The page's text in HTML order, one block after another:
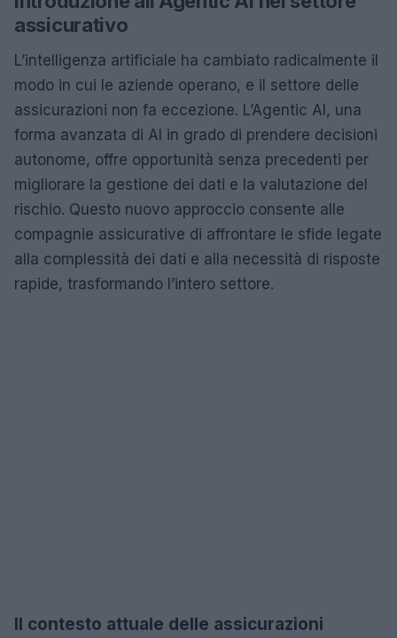
assicurativo
L’intelligenza artificiale ha cambiato radicalmente il
modo in cui le aziende operano, e il settore delle
assicurazioni non fa eccezione. L’Agentic AI, una
forma avanzata di AI in grado di prendere decisioni
autonome, offre opportunità senza precedenti per
migliorare la gestione dei dati e la valutazione del
rischio. Questo nuovo approccio consente alle
compagnie assicurative di affrontare le sfide legate
alla complessità dei dati e alla necessità di risposte
rapide, trasformando l’intero settore.
Il contesto attuale delle assicurazioni